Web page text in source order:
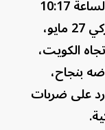
في الساعة 10:17
مساءً بتوقيت الساحل الشرقي الأميركي 27 مايو،
الكويت،
بنجاح،
رد على ضربات